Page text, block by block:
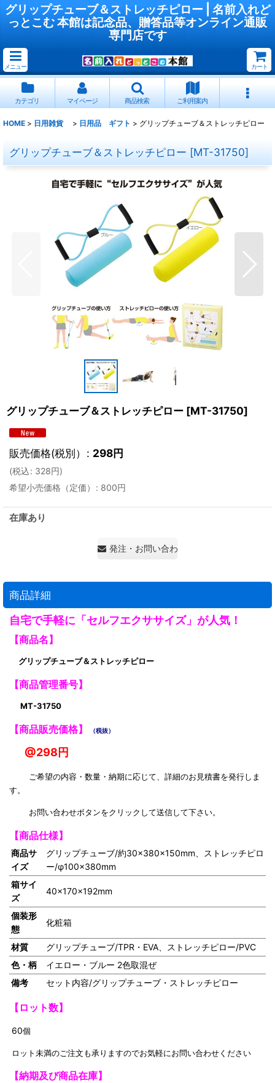
グリップチューブ＆ストレッチピロー | 名前入れど
っとこむ 本館は記念品、贈答品等オンライン通販
専門店です
メニュー カート
カテゴリ マイページ 商品検索 ご利用案内
HOME > 日用雑貨 > 日用品 ギフト > グリップチューブ＆ストレッチピロー
グリップチューブ＆ストレッチピロー [MT-31750]
グリップチューブ＆ストレッチピロー [MT-31750]
販売価格(税別） : 298円
(税込: 328円)
希望小売価格（定価）
: 800円
在庫あり
発注・お問い合わせ・見積もり依頼
商品詳細
自宅で手軽に「セルフエクササイズ」が人気！
【商品名】
グリップチューブ＆ストレッチピロー
【商品管理番号】
MT-31750
【商品販売価格】 （税抜）
@298円
ご希望の内容・数量・納期に応じて、詳細のお見積書を発行しま
す。
お問い合わせボタンをクリックして送信して下さい。
【商品仕様】
商品サ
イズ
グリップチューブ/約30×380×150mm、ストレッチピロ
ー/φ100×380mm
箱サイ
ズ
40×170×192mm
個装形
態
化粧箱
材質
グリップチューブ/TPR・EVA、ストレッチピロー/PVC
色・柄
イエロー・ブルー 2色取混ぜ
備考
セット内容/グリップチューブ・ストレッチピロー
【 ロット数】
60個
ロット未満のご注文も承りますのでお気軽にお問い合わせください
【納期及び商品在庫】